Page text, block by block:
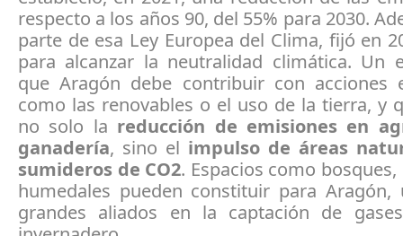
respecto a los años 90, del 55% para 2030.
parte de esa Ley Europea del Clima, fijó en
para alcanzar la neutralidad climática. Un
que Aragón debe contribuir con acciones
como las renovables o el uso de la tierra, y
no solo la reducción de emisiones en
ganadería, sino el impulso de áreas
sumideros de CO2. Espacios como
humedales pueden constituir para Aragón,
grandes aliados en la captación de